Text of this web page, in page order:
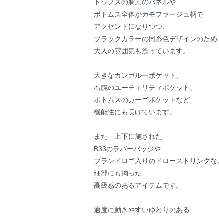
トップスの胸元のパネルや
ボトムス全体がカモフラージュ柄で
アクセントになりつつ、
ブラックカラーの同系色デザインのため
大人の雰囲気も漂っています。
大きなカンガルーポケット、
右腕のユーティリティポケット、
ボトムスのカーゴポケットなど
機能性にも長けています。
また、上下に施された
B33のラバーバッジや
ブランドロゴ入りのドローストリングな
細部にも拘った
高級感のあるアイテムです。
適度に動きやすいゆとりのある